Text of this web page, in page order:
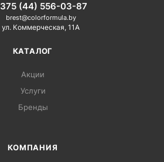
(44) 556-03-87
brest@colorformula.by
ул. Коммерческая, 11А
КАТАЛОГ
Акции
Услуги
Бренды
КОМПАНИЯ